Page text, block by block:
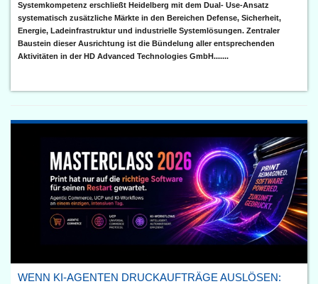
Systemkompetenz erschließt Heidelberg mit dem Dual- Use-Ansatz
systematisch zusätzliche Märkte in den Bereichen Defense, Sicherheit,
Energie, Ladeinfrastruktur und industrielle Systemlösungen. Zentraler
Baustein dieser Ausrichtung ist die Bündelung aller entsprechenden
Aktivitäten in der HD Advanced Technologies GmbH.......
WENN KI-AGENTEN DRUCKAUFTRÄGE AUSLÖSEN: